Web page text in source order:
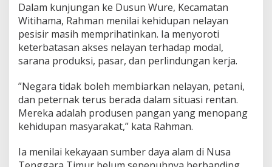
d
a
N
e
l
y
n
Dalam kunjungan ke Dusun Wure, Kecamatan
Witihama, Rahman menilai kehidupan nelayan
pesisir masih memprihatinkan. Ia menyoroti
keterbatasan akses nelayan terhadap modal,
sarana produksi, pasar, dan perlindungan kerja.
”Negara tidak boleh membiarkan nelayan, petani,
dan peternak terus berada dalam situasi rentan.
Mereka adalah produsen pangan yang menopang
kehidupan masyarakat,” kata Rahman.
Ia menilai kekayaan sumber daya alam di Nusa